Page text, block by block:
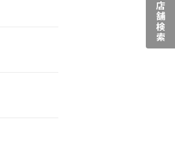
店舗検索